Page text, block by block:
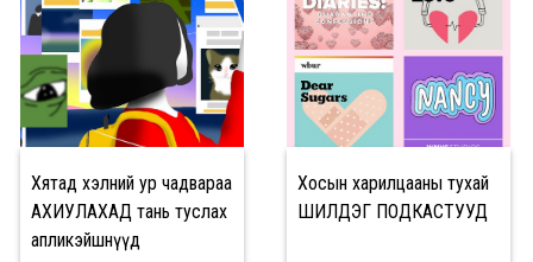
Хятад хэлний ур чадвараа
АХИУЛАХАД тань туслах
апликэйшнүүд
Хосын харилцааны тухай
ШИЛДЭГ ПОДКАСТУУД